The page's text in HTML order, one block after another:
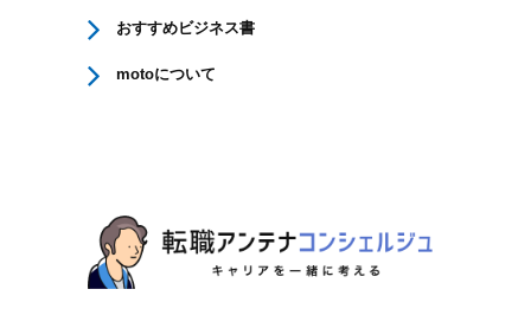
おすすめビジネス書
motoについて